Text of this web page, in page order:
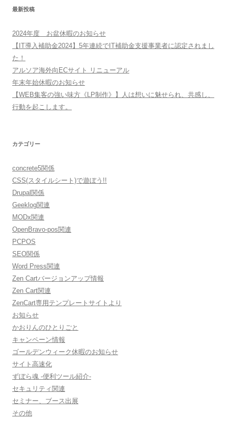
最新投稿
2024年度 お盆休暇のお知らせ
【IT導入補助金2024】5年連続でIT補助金支援事業者に認定されまし
た！
アルソア海外向ECサイト リニューアル
年末年始休暇のお知らせ
【WEB集客の強い味方《LP制作》】人は想いに魅せられ、共感し、
行動を起こします。
カテゴリー
concrete5関係
CSS(スタイルシート)で遊ぼう!!
Drupal関係
Geeklog関連
MODx関連
OpenBravo-pos関連
PCPOS
SEO関係
Word Press関連
Zen Cartバージョンアップ情報
Zen Cart関連
ZenCart専用テンプレートサイトより
お知らせ
かおりんのひとりごと
キャンペーン情報
ゴールデンウィーク休暇のお知らせ
サイト高速化
ずぼら魂 -便利ツール紹介-
セキュリティ関連
セミナー、ブース出展
その他